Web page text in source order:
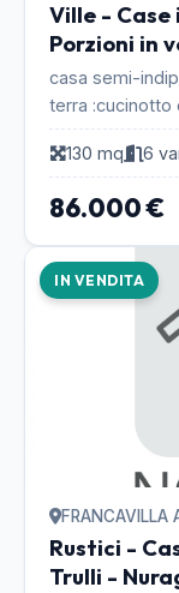
Ville -
Porzioni in
casa semi-
terra :cucinotto
a cielo di
130 mq
6
86.000 €
IN VENDITA
FRANCAVILLA
Rustici -
Trulli -